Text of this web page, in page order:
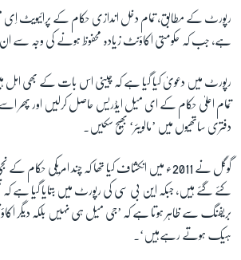
زبان
رپورٹ کے مطابق، تمام دخل اندازی حکام کے پرائیویٹ اِی
ہے، جب کہ حکومتی اکاؤنٹ زیادہ محفوظ ہونے کی وجہ سے ان
رپورٹ میں دعویٰ کیا گیا ہے کہ چینی اس بات کے بھی اہل
تمام اعلیٰ حکام کے ای میل ایڈریس حاصل کرلیں اور پھر اسے
دفتری ساتھیوں میں ’مالویئر‘ بھیج سکیں۔
گوگل نے 2011ء میں انکشاف کیا تھا کہ چند امریکی
کئے گئے ہیں، جبکہ این بی سی کی رپورٹ میں بتایا گیا ہے کہ
بریفنگ سے ظاہر ہوتا ہے کہ ’جی میل ہی نہیں بلکہ دیگر
ہیک ہوتے رہےہیں‘۔